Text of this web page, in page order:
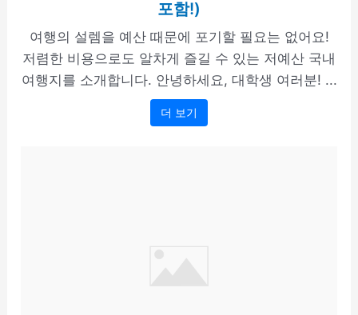
포함!)
여행의 설렘을 예산 때문에 포기할 필요는 없어요!
저렴한 비용으로도 알차게 즐길 수 있는 저예산 국내
여행지를 소개합니다. 안녕하세요, 대학생 여러분! ...
더 보기